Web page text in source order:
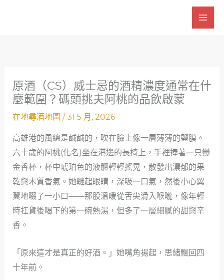
原酒（CS）威士忌的酒精濃度通常在什
麼範圍？碼頭挑夫阿桃的品飲啟蒙
在地尋酒地圖 /31 5 月, 2026
高雄港的風總是鹹鹹的，吹在臉上像一層薄薄的鹽膜。
六十歲的阿桃(化名)坐在港邊的長椅上，手裡捧著一只鬱
金香杯，杯中琥珀色的液體輕輕搖晃，散發出濃郁的果
乾與木質香氣。她瞇起眼睛，深吸一口氣，然後小心翼
翼地啜了一小口——那股溫暖從舌尖滑入喉嚨，像年輕
時扛貨後喝下的第一碗熱湯，但多了一層細膩的甜與辛
香。
「原來這才是真正的好酒。」她嘴角揚起，思緒飄回四
十年前。